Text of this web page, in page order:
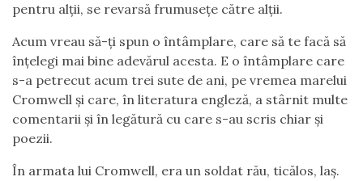
pentru alții, se revarsă frumusețe către alții.
Acum vreau să-ți spun o întâmplare, care să te facă să
înțelegi mai bine adevărul acesta. E o întâmplare care
s-a petrecut acum trei sute de ani, pe vremea marelui
Cromwell și care, în literatura engleză, a stârnit multe
comentarii și în legătură cu care s-au scris chiar și
poezii.
În armata lui Cromwell, era un soldat rău, ticălos, laș.